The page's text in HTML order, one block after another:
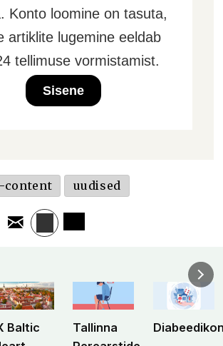
Konto loomine on tasuta,
artiklite lugemine eeldab
tellimuse vormistamist.
Sisene
content uudised
Baltic
Tallinna